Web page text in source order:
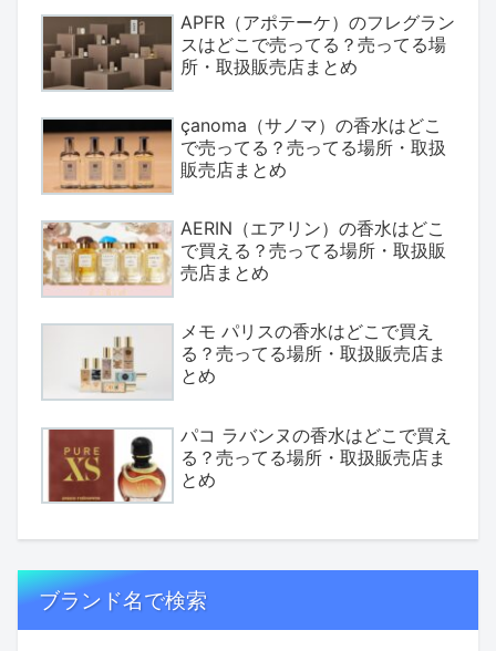
APFR（アポテーケ）のフレグラン
スはどこで売ってる？売ってる場
所・取扱販売店まとめ
çanoma（サノマ）の香水はどこ
で売ってる？売ってる場所・取扱
販売店まとめ
AERIN（エアリン）の香水はどこ
で買える？売ってる場所・取扱販
売店まとめ
メモ パリスの香水はどこで買え
る？売ってる場所・取扱販売店ま
とめ
パコ ラバンヌの香水はどこで買え
る？売ってる場所・取扱販売店ま
とめ
ブランド名で検索